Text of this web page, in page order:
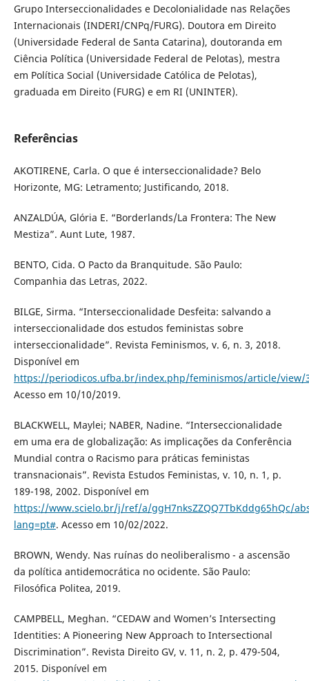
Grupo Interseccionalidades e Decolonialidade nas Relações
Internacionais (INDERI/CNPq/FURG). Doutora em Direito
(Universidade Federal de Santa Catarina), doutoranda em
Ciência Política (Universidade Federal de Pelotas), mestra
em Política Social (Universidade Católica de Pelotas),
graduada em Direito (FURG) e em RI (UNINTER).
Referências
AKOTIRENE, Carla. O que é interseccionalidade? Belo
Horizonte, MG: Letramento; Justificando, 2018.
ANZALDÚA, Glória E. “Borderlands/La Frontera: The New
Mestiza”. Aunt Lute, 1987.
BENTO, Cida. O Pacto da Branquitude. São Paulo:
Companhia das Letras, 2022.
BILGE, Sirma. “Interseccionalidade Desfeita: salvando a
interseccionalidade dos estudos feministas sobre
interseccionalidade”. Revista Feminismos, v. 6, n. 3, 2018.
Disponível em
https://periodicos.ufba.br/index.php/feminismos/article/view/
Acesso em 10/10/2019.
BLACKWELL, Maylei; NABER, Nadine. “Interseccionalidade
em uma era de globalização: As implicações da Conferência
Mundial contra o Racismo para práticas feministas
transnacionais”. Revista Estudos Feministas, v. 10, n. 1, p.
189-198, 2002. Disponível em
https://www.scielo.br/j/ref/a/ggH7nksZZQQ7TbKddg65hQc/
lang=pt#. Acesso em 10/02/2022.
BROWN, Wendy. Nas ruínas do neoliberalismo - a ascensão
da política antidemocrática no ocidente. São Paulo:
Filosófica Politea, 2019.
CAMPBELL, Meghan. “CEDAW and Women’s Intersecting
Identities: A Pioneering New Approach to Intersectional
Discrimination”. Revista Direito GV, v. 11, n. 2, p. 479-504,
2015. Disponível em